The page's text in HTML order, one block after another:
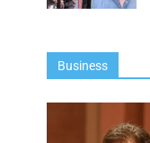
Business